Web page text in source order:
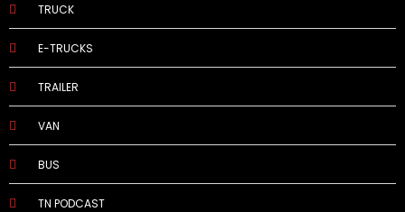
TRUCK
E-TRUCKS
TRAILER
VAN
BUS
TN PODCAST